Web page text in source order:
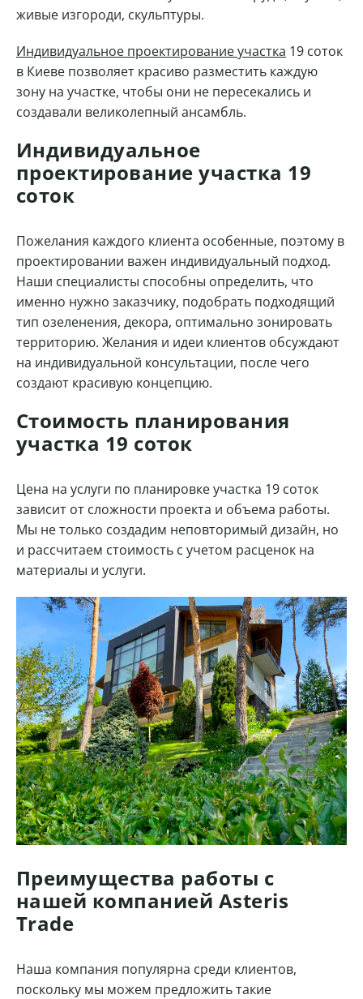
живые изгороди, скульптуры.
Индивидуальное проектирование участка 19 соток
в Киеве позволяет красиво разместить каждую
зону на участке, чтобы они не пересекались и
создавали великолепный ансамбль.
Индивидуальное
проектирование участка 19
соток
Пожелания каждого клиента особенные, поэтому в
проектировании важен индивидуальный подход.
Наши специалисты способны определить, что
именно нужно заказчику, подобрать подходящий
тип озеленения, декора, оптимально зонировать
территорию. Желания и идеи клиентов обсуждают
на индивидуальной консультации, после чего
создают красивую концепцию.
Стоимость планирования
участка 19 соток
Цена на услуги по планировке участка 19 соток
зависит от сложности проекта и объема работы.
Мы не только создадим неповторимый дизайн, но
и рассчитаем стоимость с учетом расценок на
материалы и услуги.
Преимущества работы с
нашей компанией Asteris
Trade
Наша компания популярна среди клиентов,
поскольку мы можем предложить такие